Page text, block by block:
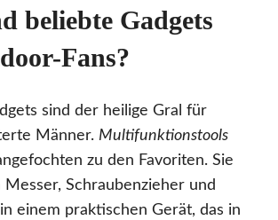
beliebte Gadgets
Fans?
sind der heilige Gral für
Männer. Multifunktionstools
zu den Favoriten. Sie
Messer, Schraubenzieher und
einem praktischen Gerät, das in